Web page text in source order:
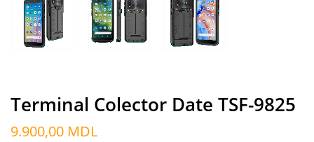
Terminal Colector Date TSF-9825
9.900,00 MDL